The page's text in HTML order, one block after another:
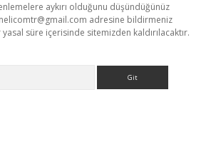
aykırı olduğunu düşündüğünüz
adresine bildirmeniz
süre içerisinde sitemizden kaldırılacaktır.